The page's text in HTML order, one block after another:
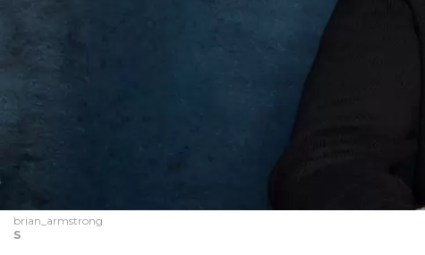
brian_armstrong
S